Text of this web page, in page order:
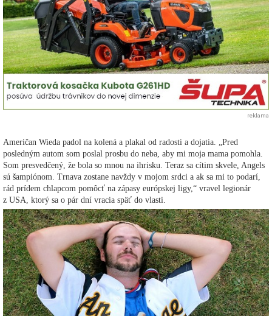
reklama
Američan Wieda padol na kolená a plakal od radosti a dojatia. „Pred
posledným autom som poslal prosbu do neba, aby mi moja mama pomohla.
Som presvedčený, že bola so mnou na ihrisku. Teraz sa cítim skvele, Angels
sú šampiónom. Trnava zostane navždy v mojom srdci a ak sa mi to podarí,
rád prídem chlapcom pomôcť na zápasy európskej ligy,“ vravel legionár
z USA, ktorý sa o pár dní vracia späť do vlasti.